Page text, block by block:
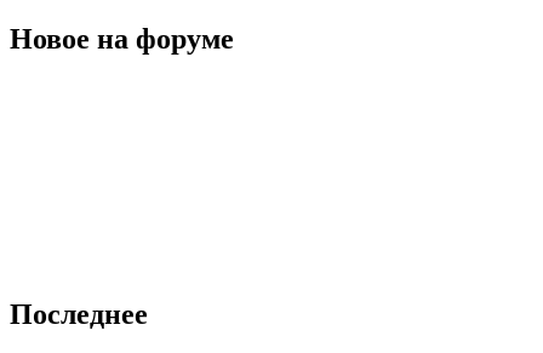
Новое на форуме
Последнее